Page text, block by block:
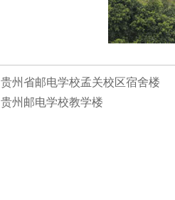
贵州省邮电学校孟关校区宿舍楼
贵州邮电学校教学楼